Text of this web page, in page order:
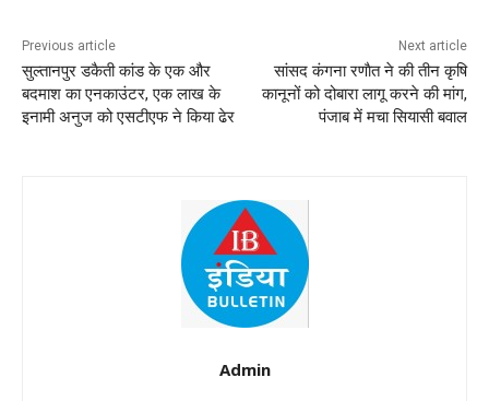
Previous article
सुल्तानपुर डकैती कांड के एक और
बदमाश का एनकाउंटर, एक लाख के
इनामी अनुज को एसटीएफ ने किया ढेर
Next article
सांसद कंगना रणाैत ने की तीन कृषि
कानूनों को दोबारा लागू करने की मांग,
पंजाब में मचा सियासी बवाल
Admin